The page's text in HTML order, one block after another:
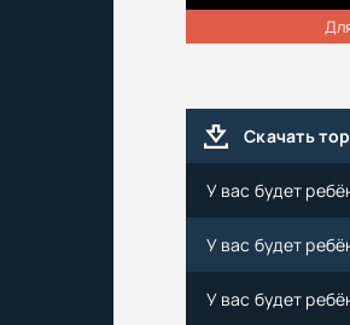
Скачать
У вас будет
У вас будет
У вас будет